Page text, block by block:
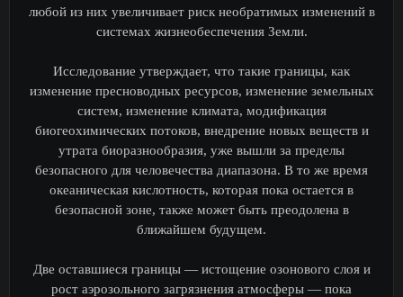
любой из них увеличивает риск необратимых изменений в
системах жизнеобеспечения Земли.
Исследование утверждает, что такие границы, как
изменение пресноводных ресурсов, изменение земельных
систем, изменение климата, модификация
биогеохимических потоков, внедрение новых веществ и
утрата биоразнообразия, уже вышли за пределы
безопасного для человечества диапазона. В то же время
океаническая кислотность, которая пока остается в
безопасной зоне, также может быть преодолена в
ближайшем будущем.
Две оставшиеся границы — истощение озонового слоя и
рост аэрозольного загрязнения атмосферы — пока